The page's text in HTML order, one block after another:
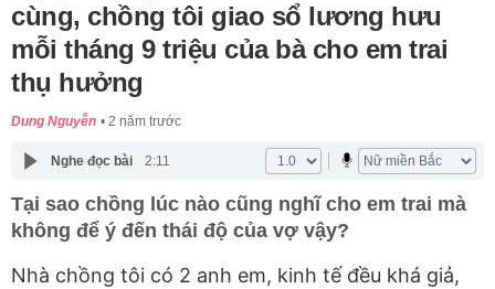
cùng, chồng tôi giao sổ lương hưu
mỗi tháng 9 triệu của bà cho em trai
thụ hưởng
Dung Nguyễn 2 năm trước
Nghe đọc bài 2:11
Tại sao chồng lúc nào cũng nghĩ cho em trai mà
không để ý đến thái độ của vợ vậy?
Nhà chồng tôi có 2 anh em, kinh tế đều khá giả,